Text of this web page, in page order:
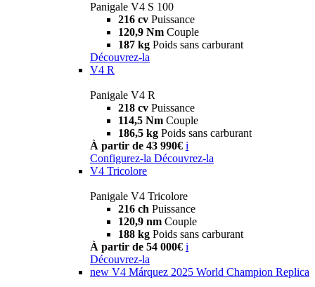
Panigale V4 S 100
216 cv Puissance
120,9 Nm Couple
187 kg Poids sans carburant
Découvrez-la
V4 R
Panigale V4 R
218 cv Puissance
114,5 Nm Couple
186,5 kg Poids sans carburant
À partir de 43 990€ i
Configurez-la Découvrez-la
V4 Tricolore
Panigale V4 Tricolore
216 ch Puissance
120,9 nm Couple
188 kg Poids sans carburant
À partir de 54 000€ i
Découvrez-la
new V4 Márquez 2025 World Champion Replica